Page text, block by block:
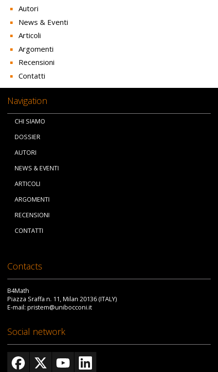
Autori
News & Eventi
Articoli
Argomenti
Recensioni
Contatti
Navigation
CHI SIAMO
DOSSIER
AUTORI
NEWS & EVENTI
ARTICOLI
ARGOMENTI
RECENSIONI
CONTATTI
Contacts
B4Math
Piazza Sraffa n. 11, Milan 20136 (ITALY)
E-mail: pristem@unibocconi.it
Social network